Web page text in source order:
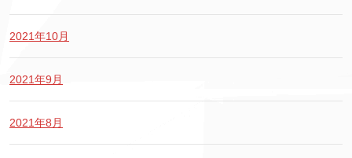
2021年10月
2021年9月
2021年8月